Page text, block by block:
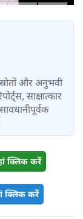
और अनुभवी
साक्षात्कार
क्लिक करें
क्लिक करें